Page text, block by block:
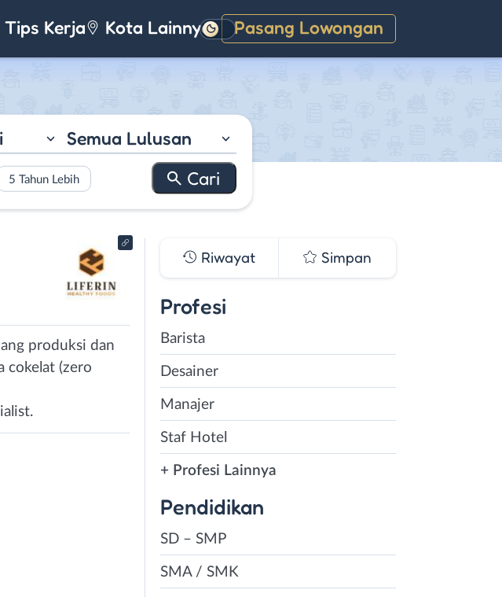
Tips Kerja Kota Lainnya Pasang Lowongan
Gelap
Semua Lulusan
5 Tahun Lebih
produksi dan
cokelat (zero
Riwayat Simpan
Profesi
Barista
Desainer
Manajer
Staf Hotel
+ Profesi Lainnya
Pendidikan
SD – SMP
SMA / SMK